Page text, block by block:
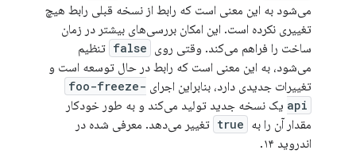
می‌شود به این معنی است که رابط از نسخه قبلی رابط هیچ
تغییری نکرده است. این امکان بررسی‌های بیشتر در زمان
ساخت را فراهم می‌کند. وقتی روی false تنظیم
می‌شود، به این معنی است که رابط در حال توسعه است و
تغییرات جدیدی دارد، بنابراین اجرای foo-freeze-
api یک نسخه جدید تولید می‌کند و به طور خودکار
مقدار آن را به true تغییر می‌دهد. معرفی شده در
اندروید ۱۴.